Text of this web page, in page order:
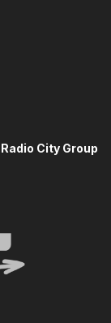
Radio City Group